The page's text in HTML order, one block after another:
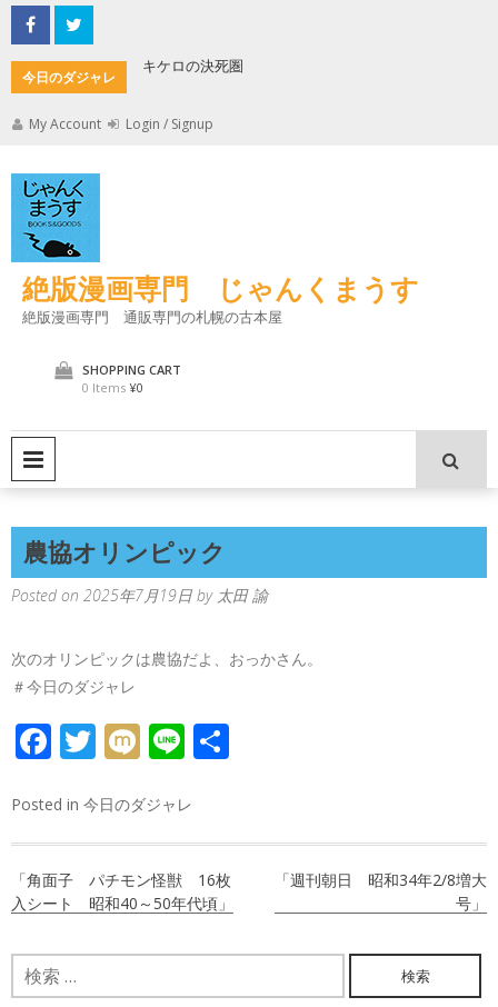
Skip
to
content
今日のダジャレ
キケロの決死圏
My Account Login / Signup
絶版漫画専門 じゃんくまうす
絶版漫画専門 通販専門の札幌の古本屋
SHOPPING CART
0 Items ¥0
農協オリンピック
Posted on 2025年7月19日 by 太田 諭
次のオリンピックは農協だよ、おっかさん。
＃今日のダジャレ
FACEBOOK
TWITTER
MIXILINE
Posted in 今日のダジャレ
稿
ビ
「角面子 パチモン怪獣 16枚
入シート 昭和40～50年代頃」
「週刊朝日 昭和34年2/8増大
号」
検
索: